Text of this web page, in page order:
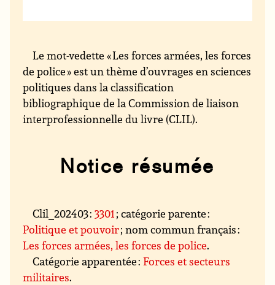
Le mot-vedette « Les forces armées, les forces
de police » est un thème d’ouvrages en sciences
politiques dans la classification
bibliographique de la Commission de liaison
interprofessionnelle du livre (CLIL).
Notice résumée
Clil_202403 :3301 ; catégorie parente :
Politique et pouvoir; nom commun français :
Les forces armées, les forces de police.
Catégorie apparentée :Forces et secteurs
militaires.